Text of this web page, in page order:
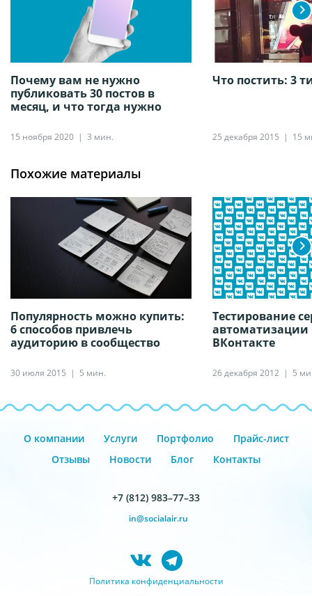
Почему вам не нужно
публиковать 30 постов в
месяц, и что тогда нужно
15 ноября 2020 3 мин.
Что постить: 3
25 декабря 2015 15
Похожие материалы
Популярность можно купить:
6 способов привлечь
аудиторию в сообщество
30 июля 2015 5 мин.
Тестирование
ВКонтакте
26 декабря 2012 5
О компании Услуги Портфолио
Прайс-лист
Отзывы
Новости Блог Контакты
+7 (812) 983–77–33
in@socialair.ru
Политика конфиденциальности